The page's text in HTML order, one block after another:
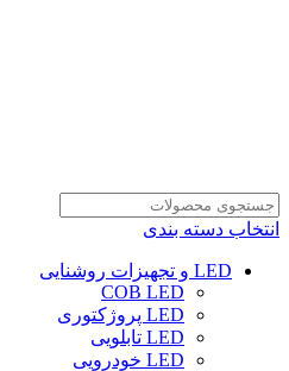
انتخاب دسته بندی
LED و تجهیزات روشنایی
COB LED
LED پروژکتوری
LED تابلویی
LED خودرویی